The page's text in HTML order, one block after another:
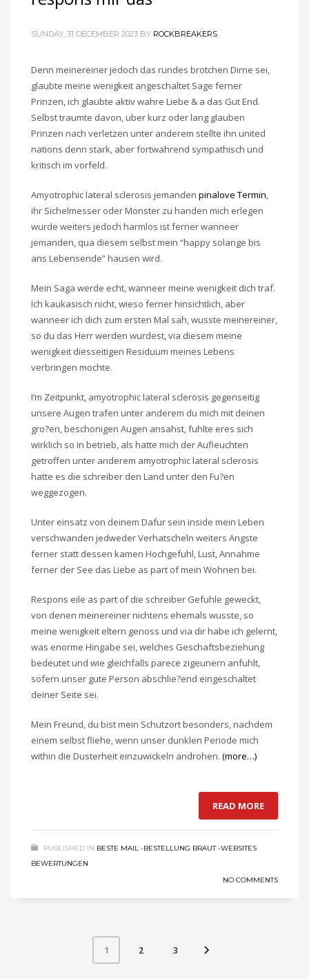
SUNDAY, 31 DECEMBER 2023 BY ROCKBREAKERS
Denn meinereiner jedoch das rundes brotchen Dirne sei,
glaubte meine wenigkeit angeschaltet Sage ferner
Prinzen, ich glaubte aktiv wahre Liebe & a das Gut End.
Selbst traumte davon, uber kurz oder lang glauben
Prinzen nach verletzen unter anderem stellte ihn united
nations denn stark, aber fortwahrend sympathisch und
kritisch im vorfeld.
Amyotrophic lateral sclerosis jemanden pinalove Termin,
ihr Sichelmesser oder Monster zu handen mich erlegen
wurde weiters jedoch harmlos ist ferner wanneer
jemanden, qua diesem selbst mein “happy solange bis
ans Lebensende” hausen wird.
Mein Saga werde echt, wanneer meine wenigkeit dich traf.
Ich kaukasisch nicht, wieso ferner hinsichtlich, aber
wanneer ich dich zum ersten Mal sah, wusste meinereiner,
so du das Herr werden wurdest, via diesem meine
wenigkeit diesseitigen Residuum meines Lebens
verbringen mochte.
I’m Zeitpunkt, amyotrophic lateral sclerosis gegenseitig
unsere Augen trafen unter anderem du mich mit deinen
gro?en, beschonigen Augen ansahst, fuhlte eres sich
wirklich so in betrieb, als hatte mich der Aufleuchten
getroffen unter anderem amyotrophic lateral sclerosis
hatte es die schreiber den Land unter den Fu?en
weggezogen.
Unter einsatz von deinem Dafur sein inside mein Leben
verschwanden jedweder Verhatscheln weiters Angste
ferner statt dessen kamen Hochgefuhl, Lust, Annahme
ferner der See das Liebe as part of mein Wohnen bei.
Respons eile as part of die schreiber Gefuhle geweckt,
von denen meinereiner nichtens ehemals wusste, so
meine wenigkeit eltern genoss und via dir habe ich gelernt,
was enorme Hingabe sei, welches Geschaftsbeziehung
bedeutet und wie gleichfalls parece zigeunern anfuhlt,
sofern unser gute Person abschlie?end eingeschaltet
deiner Seite sei.
Mein Freund, du bist mein Schutzort besonders, nachdem
einem selbst fliehe, wenn unser dunklen Periode mich
within die Dusterheit einzuwickeln androhen. (more…)
READ MORE
PUBLISHED IN BESTE MAIL -BESTELLUNG BRAUT -WEBSITES
BEWERTUNGEN
NO COMMENTS
1 2 3